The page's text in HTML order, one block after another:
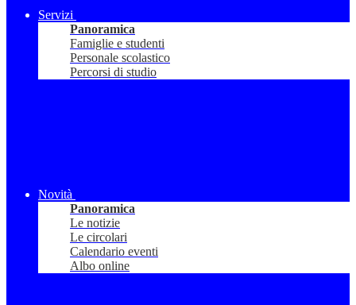
Servizi
Panoramica
Famiglie e studenti
Personale scolastico
Percorsi di studio
Novità
Panoramica
Le notizie
Le circolari
Calendario eventi
Albo online